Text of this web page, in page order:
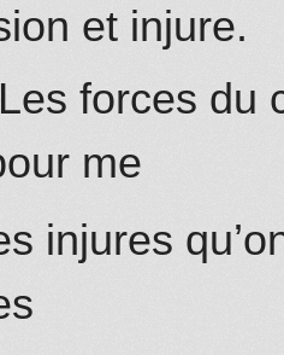
et injure.
forces du
me
injures